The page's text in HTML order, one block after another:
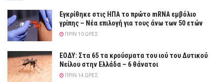
Εγκρίθηκε στις ΗΠΑ το πρώτο mRNA εμβόλιο
γρίπης – Νέα επιλογή για τους άνω των 50 ετών
ΠΡΙΝ 10 ΏΡΕΣ
ΕΟΔΥ: Στα 65 τα κρούσματα του ιού του Δυτικού
Νείλου στην Ελλάδα – 6 θάνατοι
ΠΡΙΝ 14 ΏΡΕΣ